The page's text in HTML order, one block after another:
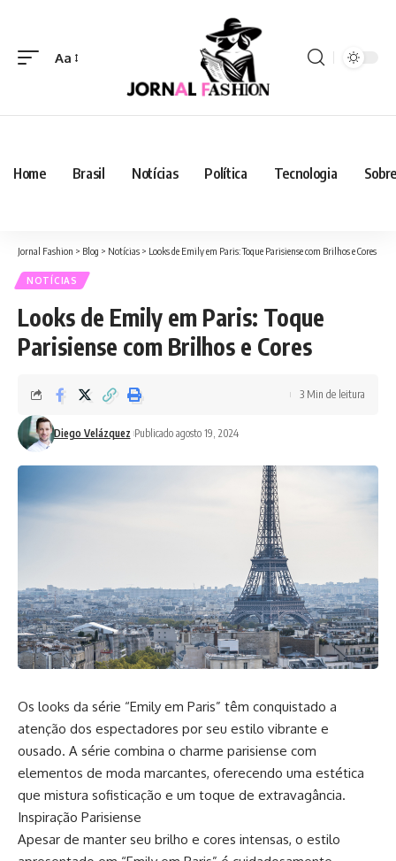
Aa
Home Brasil Notícias Política Tecnologia
Jornal Fashion > Blog > Notícias > Looks de Emily em Paris: Toque Parisiense com Brilhos e Cores
NOTÍCIAS
Looks de Emily em Paris: Toque
Parisiense com Brilhos e Cores
Diego Velázquez Publicado agosto 19, 2024
3 Min de leitura
Os looks da série “Emily em Paris” têm conquistado a
atenção dos espectadores por seu estilo vibrante e
ousado. A série combina o charme parisiense com
elementos de moda marcantes, oferecendo uma estética
que mistura sofisticação e um toque de extravagância.
Inspiração Parisiense
Apesar de manter seu brilho e cores intensas, o estilo